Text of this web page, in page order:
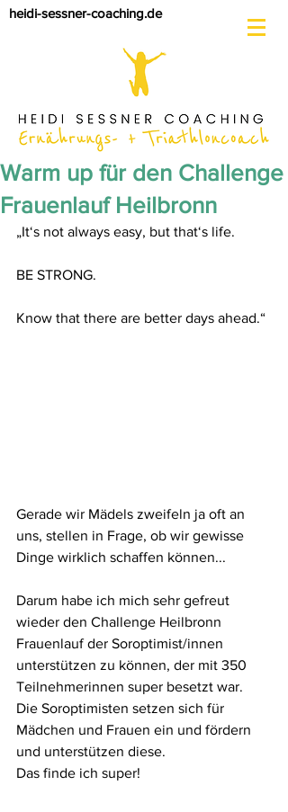
heidi-sessner-coaching.de
Warm up für den Challenge
Frauenlauf Heilbronn
„It‘s not always easy, but that‘s life.
BE STRONG.
Know that there are better days ahead.“
Gerade wir Mädels zweifeln ja oft an
uns, stellen in Frage, ob wir gewisse
Dinge wirklich schaffen können...
Darum habe ich mich sehr gefreut
wieder den Challenge Heilbronn
Frauenlauf der Soroptimist/innen
unterstützen zu können, der mit 350
Teilnehmerinnen super besetzt war.
Die Soroptimisten setzen sich für
Mädchen und Frauen ein und fördern
und unterstützen diese.
Das finde ich super!